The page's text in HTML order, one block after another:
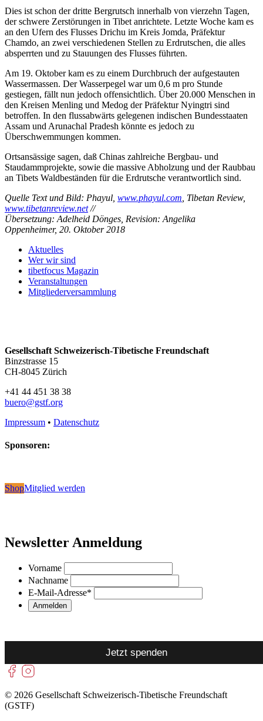
Dies ist schon der dritte Bergrutsch innerhalb von vierzehn Tagen,
der schwere Zerstörungen in Tibet anrichtete. Letzte Woche kam es
an den Ufern des Flusses Drichu im Kreis Jomda, Präfektur
Chamdo, an zwei verschiedenen Stellen zu Erdrutschen, die alles
absperrten und zu Stauungen des Flusses führten.
Am 19. Oktober kam es zu einem Durchbruch der aufgestauten
Wassermassen. Der Wasserpegel war um 0,6 m pro Stunde
gestiegen, fällt nun jedoch offensichtlich. Über 20.000 Menschen in
den Kreisen Menling und Medog der Präfektur Nyingtri sind
betroffen. In den flussabwärts gelegenen indischen Bundesstaaten
Assam und Arunachal Pradesh könnte es jedoch zu
Überschwemmungen kommen.
Ortsansässige sagen, daß Chinas zahlreiche Bergbau- und
Staudammprojekte, sowie die massive Abholzung und der Raubbau
an Tibets Waldbeständen für die Erdrutsche verantwortlich sind.
Quelle Text und Bild: Phayul, www.phayul.com , Tibetan Review,
www.tibetanreview.net//
Übersetzung: Adelheid Dönges, Revision: Angelika
Oppenheimer, 20. Oktober 2018
Aktuelles
Wer wir sind
tibetfocus Magazin
Veranstaltungen
Mitgliederversammlung
Gesellschaft Schweizerisch-Tibetische Freundschaft
Binzstrasse 15
CH-8045 Zürich
+41 44 451 38 38
buero@gstf.org
Impressum • Datenschutz
Sponsoren:
ShopMitglied werden
Newsletter Anmeldung
Vorname
Nachname
E-Mail-Adresse*
Jetzt spenden
© 2026 Gesellschaft Schweizerisch-Tibetische Freundschaft
(GSTF)